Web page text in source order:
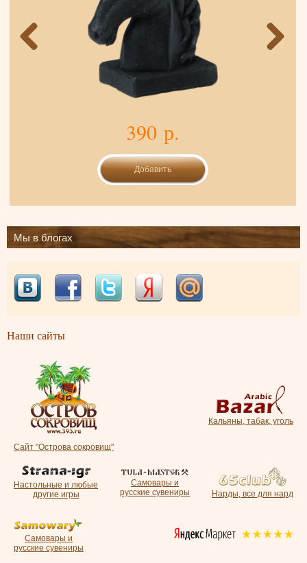
390 р.
Мы в блогах
Наши сайты
Сайт "Острова сокровищ"
Кальяны, табак, уголь
Настольные и любые
другие игры
Самовары и
русские сувениры
Нарды, все для нард
Самовары и
русские сувениры